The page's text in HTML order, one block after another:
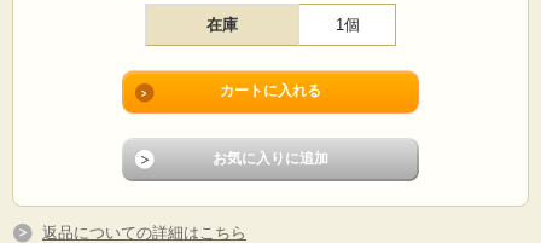
在庫 1個
返品についての詳細はこちら